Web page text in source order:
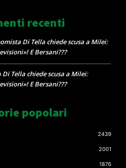
recenti
Di Tella chiede scusa a Milei:
E Bersani???
Di Tella chiede scusa a Milei:
E Bersani???
popolari
2439
2001
1876